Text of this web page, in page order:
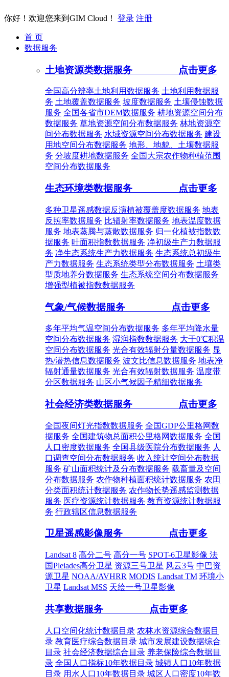
你好！欢迎您来到GIM Cloud！ 登录 注册
首 页
数据服务
土地资源类数据服务 点击更多
全国高分辨率土地利用数据服务 土地利用数据服
务 土地覆盖数据服务 坡度数据服务 土壤侵蚀数据
服务 全国各省市DEM数据服务 耕地资源空间分布
数据服务 草地资源空间分布数据服务 林地资源空
间分布数据服务 水域资源空间分布数据服务 建设
用地空间分布数据服务 地形、地貌、土壤数据服
务 分坡度耕地数据服务 全国大宗农作物种植范围
空间分布数据服务
生态环境类数据服务 点击更多
多种卫星遥感数据反演植被覆盖度数据服务 地表
反照率数据服务 比辐射率数据服务 地表温度数据
服务 地表蒸腾与蒸散数据服务 归一化植被指数数
据服务 叶面积指数数据服务 净初级生产力数据服
务 净生态系统生产力数据服务 生态系统总初级生
产力数据服务 生态系统类型分布数据服务 土壤类
型质地养分数据服务 生态系统空间分布数据服务
增强型植被指数数据服务
气象/气候数据服务 点击更多
多年平均气温空间分布数据服务 多年平均降水量
空间分布数据服务 湿润指数数据服务 大于0℃积温
空间分布数据服务 光合有效辐射分量数据服务 显
热/潜热信息数据服务 波文比信息数据服务 地表净
辐射通量数据服务 光合有效辐射数据服务 温度带
分区数据服务 山区小气候因子精细数据服务
社会经济类数据服务 点击更多
全国夜间灯光指数数据服务 全国GDP公里格网数
据服务 全国建筑物总面积公里格网数据服务 全国
人口密度数据服务 全国县级医院分布数据服务 人
口调查空间分布数据服务 收入统计空间分布数据
服务 矿山面积统计及分布数据服务 载畜量及空间
分布数据服务 农作物种植面积统计数据服务 农田
分类面积统计数据服务 农作物长势遥感监测数据
服务 医疗资源统计数据服务 教育资源统计数据服
务 行政辖区信息数据服务
卫星遥感影像服务 点击更多
Landsat 8 高分二号 高分一号 SPOT-6卫星影像 法
国Pleiades高分卫星 资源三号卫星 风云3号 中巴资
源卫星 NOAA/AVHRR MODIS Landsat TM 环境小
卫星 Landsat MSS 天绘一号卫星影像
共享数据服务 点击更多
人口空间化统计数据目录 农林水资源综合数据目
录 教育医疗综合数据目录 城市发展建设数据综合
目录 社会经济数据综合目录 养老保险综合数据目
录 全国人口指标10年数据目录 城镇人口10年数据
目录 用水人口10年数据目录 城区人口密度10年数